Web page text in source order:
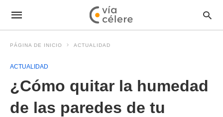
PÁGINA DE INICIO ACTUALIDAD
ACTUALIDAD
¿Cómo quitar la humedad
de las paredes de tu